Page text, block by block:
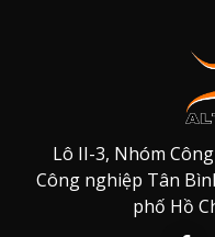
Lô II-3, Nhóm
Công nghiệp Tân
phố Hồ